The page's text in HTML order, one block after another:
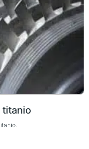
titanio